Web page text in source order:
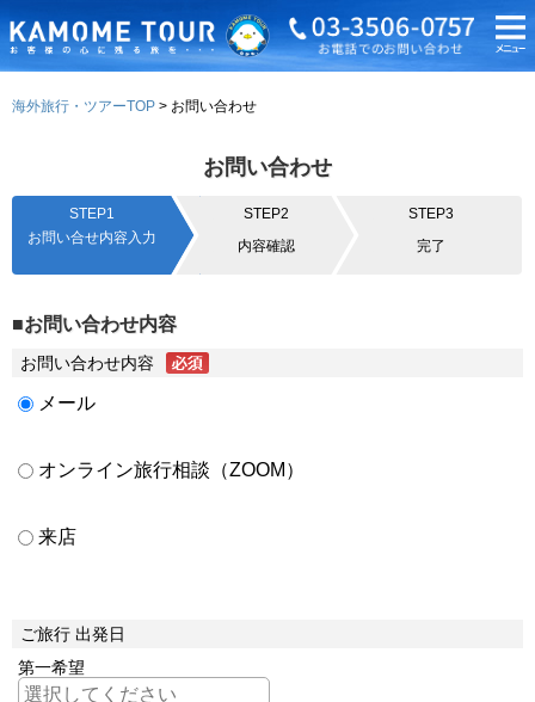
海外旅行・ツアーTOP お問い合わせ
お問い合わせ
STEP1
お問い合せ内容入力
STEP2
内容確認
STEP3
完了
■お問い合わせ内容
お問い合わせ内容
メール
オンライン旅行相談（ZOOM）
来店
ご旅行 出発日
第一希望